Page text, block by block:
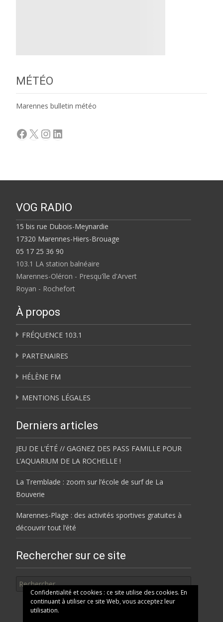
MÉTÉO
Marennes bulletin météo
Facebook
X Instagram
LinkedIn
VOG RADIO
15 bis rue Dubois-Meynardie
17320 Marennes-Hiers-Brouage
05 17 25 36 90
103.1 LA station balnéaire
Marennes-Oléron - Presqu'île d'Arvert
Royan - Rochefort
À propos
FRÉQUENCE 103.1
PARTENAIRES
HÉLÈNE FM
MENTIONS LÉGALES
Derniers articles
JEU DE L’ÉTÉ // GAGNEZ DES PASS FAMILLE POUR
L’AQUARIUM DE LA ROCHELLE !
La Tremblade : zoom sur l’école de surf de La
Bouverie
Marennes-Plage : des activités sportives gratuites à
découvrir tout l’été
Rechercher sur ce site
Confidentialité et cookies : ce site utilise des cookies. En
continuant à utiliser ce site Web, vous acceptez leur
utilisation.